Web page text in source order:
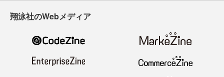
翔泳社のWebメディア